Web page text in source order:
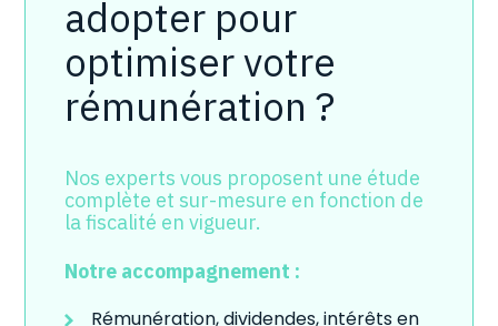
adopter pour
optimiser votre
rémunération ?
Nos experts vous proposent une étude
complète et sur-mesure en fonction de
la fiscalité en vigueur.
Notre accompagnement :
Rémunération, dividendes, intérêts en